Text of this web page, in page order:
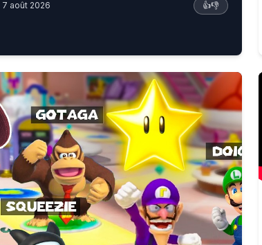
7 août 2026 👍👎
AURAIT PERDU (Super Mario Party Jamboree)